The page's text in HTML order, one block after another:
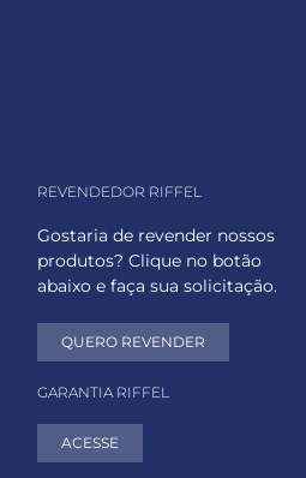
REVENDEDOR RIFFEL
Gostaria de revender nossos
produtos? Clique no botão
abaixo e faça sua solicitação.
QUERO REVENDER
GARANTIA RIFFEL
ACESSE